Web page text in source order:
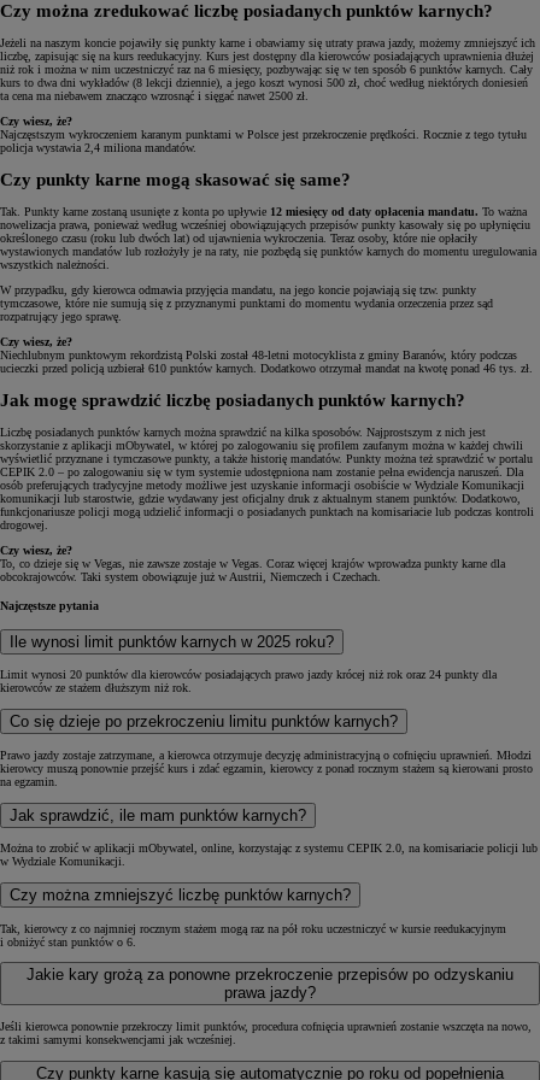
Czy można zredukować liczbę posiadanych punktów karnych?
Jeżeli na naszym koncie pojawiły się punkty karne i obawiamy się utraty prawa jazdy, możemy zmniejszyć ich
liczbę, zapisując się na kurs reedukacyjny. Kurs jest dostępny dla kierowców posiadających uprawnienia dłużej
niż rok i można w nim uczestniczyć raz na 6 miesięcy, pozbywając się w ten sposób 6 punktów karnych. Cały
kurs to dwa dni wykładów (8 lekcji dziennie), a jego koszt wynosi 500 zł, choć według niektórych doniesień
ta cena ma niebawem znacząco wzrosnąć i sięgać nawet 2500 zł.
Czy wiesz, że?
Najczęstszym wykroczeniem karanym punktami w Polsce jest przekroczenie prędkości. Rocznie z tego tytułu
policja wystawia 2,4 miliona mandatów.
Czy punkty karne mogą skasować się same?
Tak. Punkty karne zostaną usunięte z konta po upływie 12 miesięcy od daty opłacenia mandatu. To ważna
nowelizacja prawa, ponieważ według wcześniej obowiązujących przepisów punkty kasowały się po upłynięciu
określonego czasu (roku lub dwóch lat) od ujawnienia wykroczenia. Teraz osoby, które nie opłaciły
wystawionych mandatów lub rozłożyły je na raty, nie pozbędą się punktów karnych do momentu uregulowania
wszystkich należności.
W przypadku, gdy kierowca odmawia przyjęcia mandatu, na jego koncie pojawiają się tzw. punkty
tymczasowe, które nie sumują się z przyznanymi punktami do momentu wydania orzeczenia przez sąd
rozpatrujący jego sprawę.
Czy wiesz, że?
Niechlubnym punktowym rekordzistą Polski został 48-letni motocyklista z gminy Baranów, który podczas
ucieczki przed policją uzbierał 610 punktów karnych. Dodatkowo otrzymał mandat na kwotę ponad 46 tys. zł.
Jak mogę sprawdzić liczbę posiadanych punktów karnych?
Liczbę posiadanych punktów karnych można sprawdzić na kilka sposobów. Najprostszym z nich jest
skorzystanie z aplikacji mObywatel, w której po zalogowaniu się profilem zaufanym można w każdej chwili
wyświetlić przyznane i tymczasowe punkty, a także historię mandatów. Punkty można też sprawdzić w portalu
CEPIK 2.0 – po zalogowaniu się w tym systemie udostępniona nam zostanie pełna ewidencja naruszeń. Dla
osób preferujących tradycyjne metody możliwe jest uzyskanie informacji osobiście w Wydziale Komunikacji
komunikacji lub starostwie, gdzie wydawany jest oficjalny druk z aktualnym stanem punktów. Dodatkowo,
funkcjonariusze policji mogą udzielić informacji o posiadanych punktach na komisariacie lub podczas kontroli
drogowej.
Czy wiesz, że?
To, co dzieje się w Vegas, nie zawsze zostaje w Vegas. Coraz więcej krajów wprowadza punkty karne dla
obcokrajowców. Taki system obowiązuje już w Austrii, Niemczech i Czechach.
Najczęstsze pytania
Ile wynosi limit punktów karnych w 2025 roku?
Limit wynosi 20 punktów dla kierowców posiadających prawo jazdy krócej niż rok oraz 24 punkty dla
kierowców ze stażem dłuższym niż rok.
Co się dzieje po przekroczeniu limitu punktów karnych?
Prawo jazdy zostaje zatrzymane, a kierowca otrzymuje decyzję administracyjną o cofnięciu uprawnień. Młodzi
kierowcy muszą ponownie przejść kurs i zdać egzamin, kierowcy z ponad rocznym stażem są kierowani prosto
na egzamin.
Jak sprawdzić, ile mam punktów karnych?
Można to zrobić w aplikacji mObywatel, online, korzystając z systemu CEPIK 2.0, na komisariacie policji lub
w Wydziale Komunikacji.
Czy można zmniejszyć liczbę punktów karnych?
Tak, kierowcy z co najmniej rocznym stażem mogą raz na pół roku uczestniczyć w kursie reedukacyjnym
i obniżyć stan punktów o 6.
Jakie kary grożą za ponowne przekroczenie przepisów po odzyskaniu
prawa jazdy?
Jeśli kierowca ponownie przekroczy limit punktów, procedura cofnięcia uprawnień zostanie wszczęta na nowo,
z takimi samymi konsekwencjami jak wcześniej.
Czy punkty karne kasują się automatycznie po roku od popełnienia